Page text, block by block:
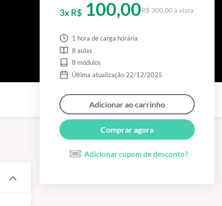
3x R$ 100,00R$ 300,00 à vista
1 hora de carga horária
8 aulas
8 módulos
Última atualização 22/12/2025
Adicionar ao carrinho
Comprar agora
Adicionar cupom de desconto?